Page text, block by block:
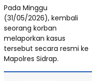
Pada Minggu
(31/05/2026), kembali
seorang korban
melaporkan kasus
tersebut secara resmi ke
Mapolres Sidrap.